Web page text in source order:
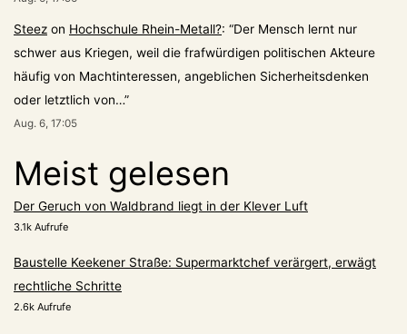
Steez on Hochschule Rhein-Metall?: “Der Mensch lernt nur
schwer aus Kriegen, weil die frafwürdigen politischen Akteure
häufig von Machtinteressen, angeblichen Sicherheitsdenken
oder letztlich von…”
Aug. 6, 17:05
Meist gelesen
Der Geruch von Waldbrand liegt in der Klever Luft
3.1k Aufrufe
Baustelle Keekener Straße: Supermarktchef verärgert, erwägt
rechtliche Schritte
2.6k Aufrufe